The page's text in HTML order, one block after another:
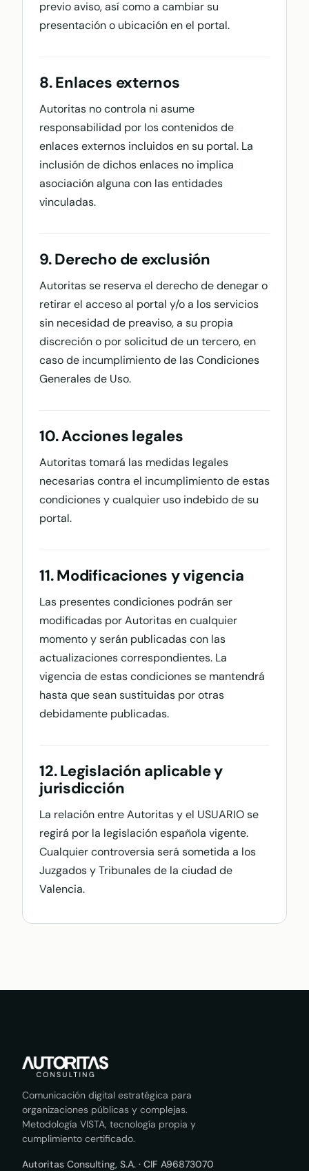
previo aviso, así como a cambiar su
presentación o ubicación en el portal.
8. Enlaces externos
Autoritas no controla ni asume
responsabilidad por los contenidos de
enlaces externos incluidos en su portal. La
inclusión de dichos enlaces no implica
asociación alguna con las entidades
vinculadas.
9. Derecho de exclusión
Autoritas se reserva el derecho de denegar o
retirar el acceso al portal y/o a los servicios
sin necesidad de preaviso, a su propia
discreción o por solicitud de un tercero, en
caso de incumplimiento de las Condiciones
Generales de Uso.
10. Acciones legales
Autoritas tomará las medidas legales
necesarias contra el incumplimiento de estas
condiciones y cualquier uso indebido de su
portal.
11. Modificaciones y vigencia
Las presentes condiciones podrán ser
modificadas por Autoritas en cualquier
momento y serán publicadas con las
actualizaciones correspondientes. La
vigencia de estas condiciones se mantendrá
hasta que sean sustituidas por otras
debidamente publicadas.
12. Legislación aplicable y
jurisdicción
La relación entre Autoritas y el USUARIO se
regirá por la legislación española vigente.
Cualquier controversia será sometida a los
Juzgados y Tribunales de la ciudad de
Valencia.
Comunicación digital estratégica para
organizaciones públicas y complejas.
Metodología VISTA, tecnología propia y
cumplimiento certificado.
Autoritas Consulting, S.A. · CIF A96873070